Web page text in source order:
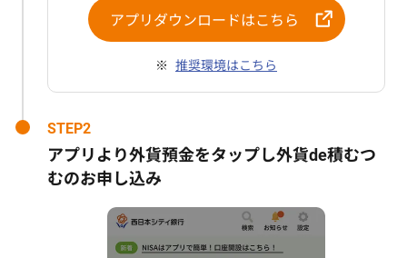
アプリダウンロードはこちら
推奨環境はこちら
STEP2
アプリより外貨預金をタップし外貨de積むつ
むのお申し込み